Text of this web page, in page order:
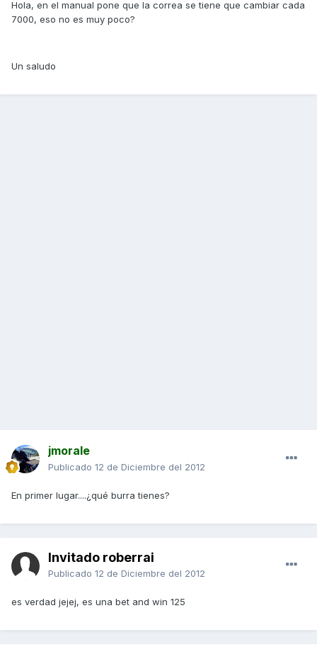
Hola, en el manual pone que la correa se tiene que cambiar cada
7000, eso no es muy poco?
Un saludo
jmorale
Publicado 12 de Diciembre del 2012
En primer lugar....¿qué burra tienes?
Invitado roberrai
Publicado 12 de Diciembre del 2012
es verdad jejej, es una bet and win 125